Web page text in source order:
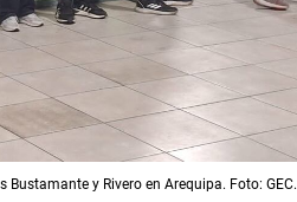
y Rivero en Arequipa. Foto: GEC.